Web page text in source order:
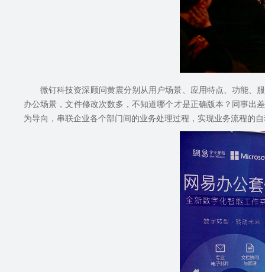
微钉科技资深顾问黄震分别从用户场景、应用特点、功能、
办公场景，文件修改次数多，不知道哪个才是正确版本？同事出
为导向，串联企业各个部门间的业务处理过程，实现业务流程的